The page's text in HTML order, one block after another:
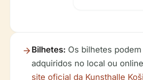
Bilhetes: Os bilhetes
adquiridos no local ou
site oficial da Kunsthalle